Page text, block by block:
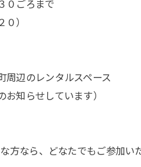
０ごろまで
）
周辺のレンタルスペース
お知らせしています）
方なら、どなたでもご参加い